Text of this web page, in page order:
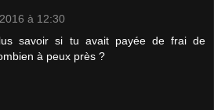
à 12:30
savoir si tu avait payée de frai de
à peux près ?